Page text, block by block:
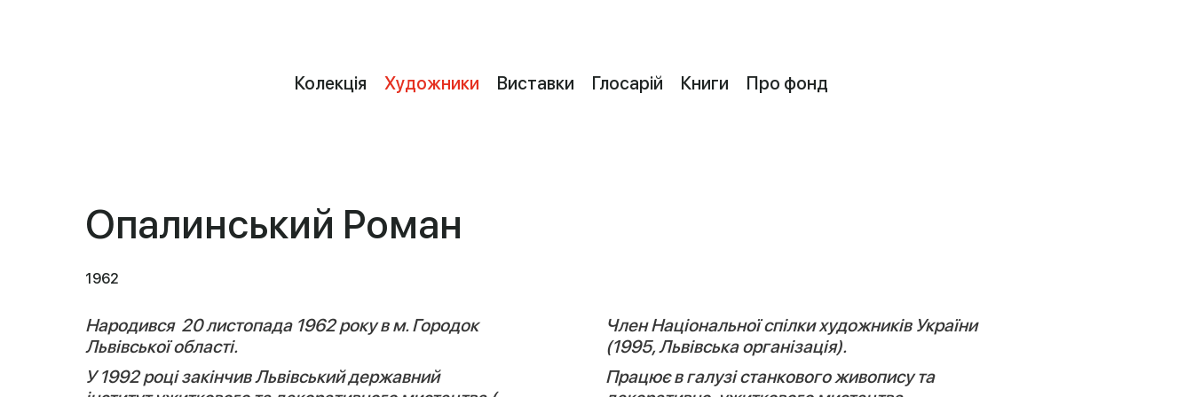
Колекція Художники Виставки Глосарій Книги Про фонд
Опалинський Роман
1962
Народився 20 листопада 1962 року в м. Городок
Львівської області.
У 1992 році закінчив Львівський державний
Член Національної спілки художників України
(1995, Львівська організація).
Працює в галузі станкового живопису та